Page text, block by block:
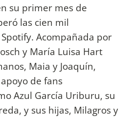
su primer mes de
las cien mil
Acompañada por
y María Luisa Hart
Maia y Joaquín,
de fans
Azul García Uriburu, su
y sus hijas, Milagros y